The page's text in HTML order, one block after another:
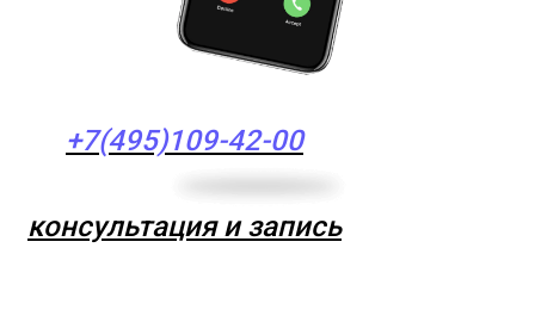
+7(495)109-42-00
консультация и запись